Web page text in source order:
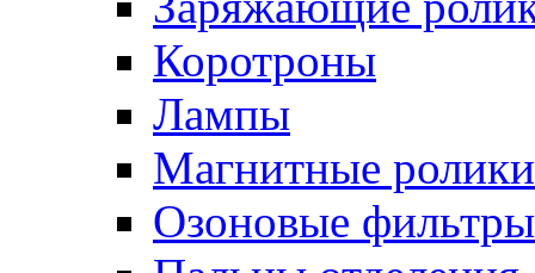
Коротроны
Лампы
Магнитные ролики
Озоновые фильтры